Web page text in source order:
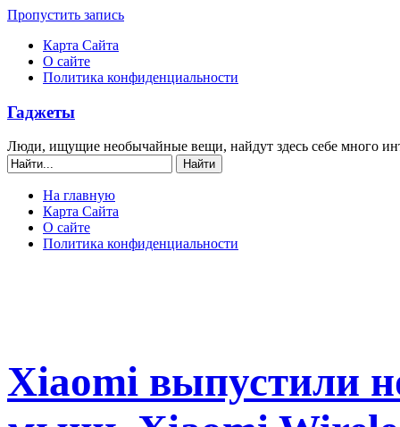
Пропустить запись
Карта Сайта
О сайте
Политика конфиденциальности
Гаджеты
Люди, ищущие необычайные вещи, найдут здесь себе много
На главную
Карта Сайта
О сайте
Политика конфиденциальности
Xiaomi выпустили